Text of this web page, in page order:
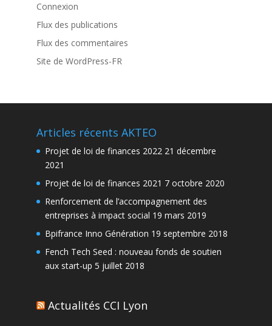
Connexion
Flux des publications
Flux des commentaires
Site de WordPress-FR
Articles récents AKTEO
Projet de loi de finances 2022 21 décembre
2021
Projet de loi de finances 2021 7 octobre 2020
Renforcement de l’accompagnement des
entreprises à impact social 19 mars 2019
Bpifrance Inno Génération 19 septembre 2018
Fench Tech Seed : nouveau fonds de soutien
aux start-up 5 juillet 2018
Actualités CCI Lyon